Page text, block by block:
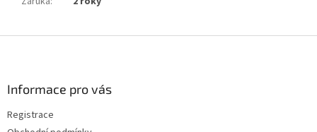
Informace pro vás
Registrace